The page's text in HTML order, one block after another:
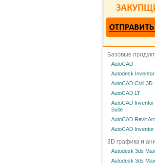
Базовые
AutoCAD
Autodesk
AutoCAD Civil 3D
AutoCAD LT
AutoCAD
Suite
AutoCAD Revit
AutoCAD Inventor
3D графика и
Autodesk 3ds Max
Autodesk 3ds